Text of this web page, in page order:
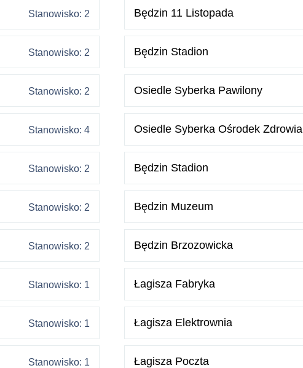
Stanowisko: 2
Stanowisko: 2
Stanowisko: 2
Stanowisko: 4
Stanowisko: 2
Stanowisko: 2
Stanowisko: 2
Stanowisko: 1
Stanowisko: 1
Stanowisko: 1
Będzin 11 Listopada
Będzin Stadion
Osiedle Syberka Pawilony
Osiedle Syberka Ośrodek Zdrowia
Będzin Stadion
Będzin Muzeum
Będzin Brzozowicka
Łagisza Fabryka
Łagisza Elektrownia
Łagisza Poczta